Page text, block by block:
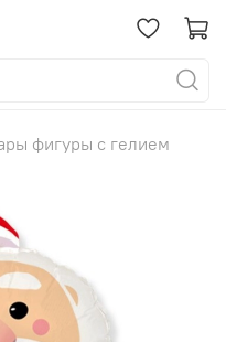
фигуры с гелием